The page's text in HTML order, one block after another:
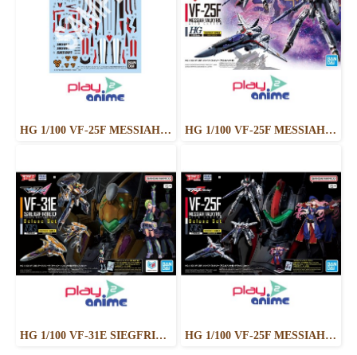
HG 1/100 VF-25F MESSIAH VALKYRIE ALTO CUSTOM WATER DECALS HG 1/100 VF-25F MESSIAH VALKYRIE ALTO CUSTOM
HG 1/100 VF-31E SIEGFRIED （CHUCK MUSTANG USE） Deluxe Set HG 1/100 VF-25F MESSIAH VALKYRIE ALTO CUSTOM Deluxe Set